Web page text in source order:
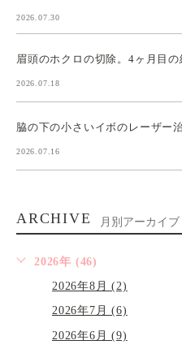
2026.07.30
眉頭のホクロの切除。4ヶ月目の
2026.07.18
脇の下の小さいイボのレーザー
2026.07.16
ARCHIVE 月別アーカイブ
2026年 (46)
2026年8月 (2)
2026年7月 (6)
2026年6月 (9)